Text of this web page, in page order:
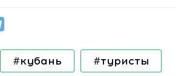
#кубань #туристы